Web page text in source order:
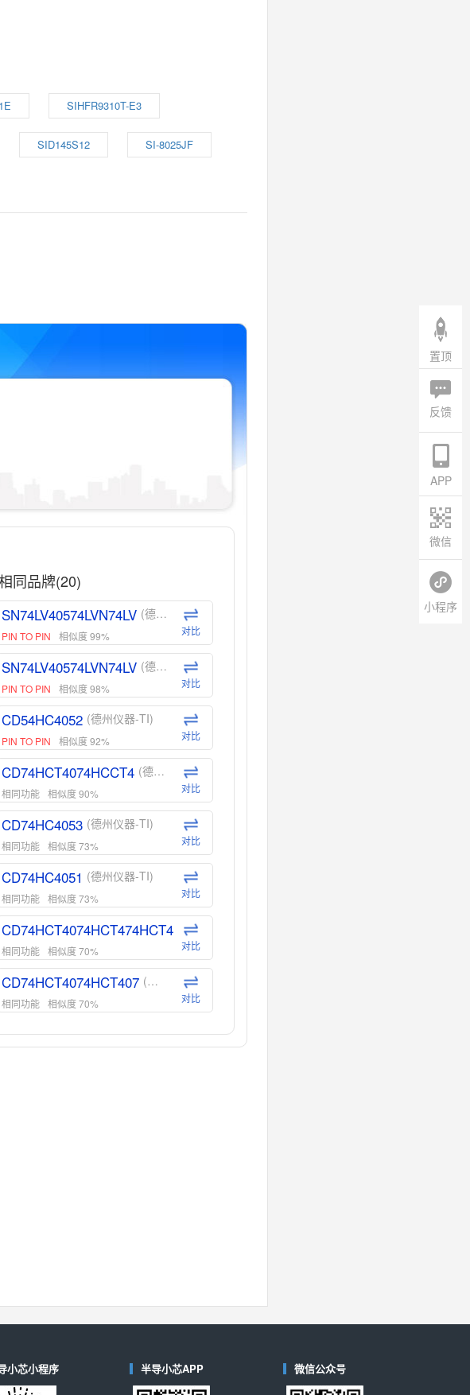
SIHFR9310T-E3
SID145S12 SI-8025JF
同品牌(20)
SN74LV40574LVN74LV (德州仪器-TI)
PIN TO PIN 相似度 99% 对比
SN74LV40574LVN74LV (德州仪器-TI)
PIN TO PIN 相似度 98% 对比
CD54HC4052 (德州仪器-TI)
PIN TO PIN 相似度 92% 对比
CD74HCT4074HCCT4 (德州仪器-TI)
相同功能 相似度 90% 对比
CD74HC4053 (德州仪器-TI)
相同功能 相似度 73% 对比
CD74HC4051 (德州仪器-TI)
相同功能 相似度 73% 对比
CD74HCT4074HCT474HCT4 (德州仪器-TI)
相同功能 相似度 70% 对比
CD74HCT4074HCT407 (德州仪器-TI)
相同功能 相似度 70% 对比
CD74HCT4D74HDCT40 (德州仪器-TI)
对比
小芯小程序 半导小芯APP 微信公众号
置顶
反馈
APP
微信
小程序